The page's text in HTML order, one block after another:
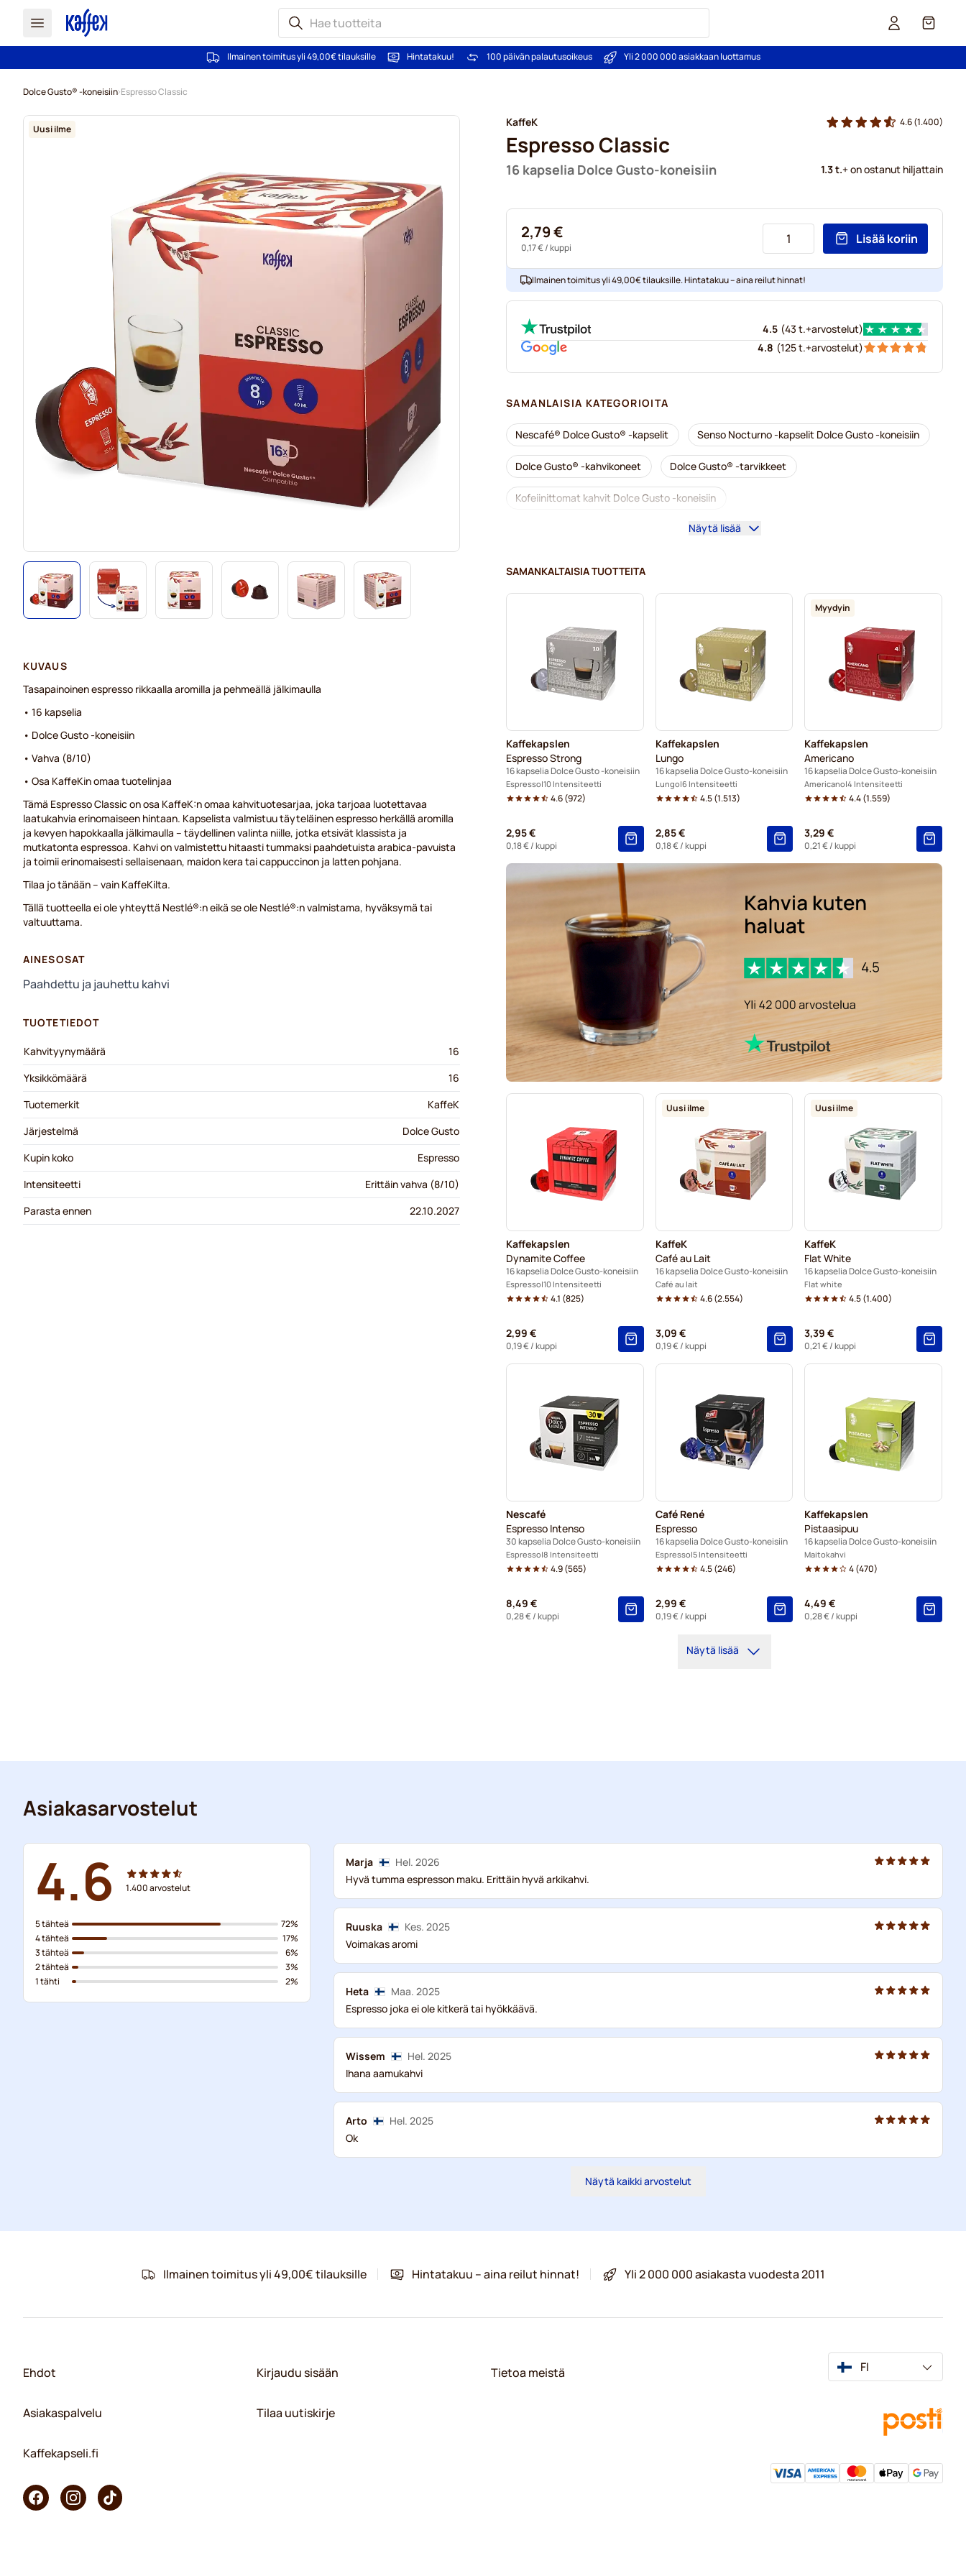
Kori
Ilmainen toimitus yli 49,00€ tilauksille Hintatakuu! 100 päivän palautusoikeus Yli 2 000 000 asiakkaan luottamus
Dolce Gusto® -koneisiin Espresso Classic
Uusi ilme
KaffeK
Espresso Classic
16 kapselia Dolce Gusto-koneisiin
4.6(1.400)
1.3 t.+ on ostanut hiljattain
2,79 €
0,17 €/ kuppi
Lisää koriin
Ilmainen toimitus yli 49,00€ tilauksille. Hintatakuu – aina reilut hinnat!
4.5 (43 t.+arvostelut)
4.8 (125 t.+arvostelut)
SAMANLAISIA KATEGORIOITA
Nescafé® Dolce Gusto® -kapselit Senso Nocturno -kapselit Dolce Gusto -koneisiin
Dolce Gusto® -kahvikoneet Dolce Gusto® -tarvikkeet
Kofeiinittomat kahvit Dolce Gusto -koneisiin
Kalkinpoisto ja huolto Dolce Gusto-kahvinkeittimeen
Café René -kahvikapselit Dolce Gusto -koneisiin
Caffè Borbone Dolce Gusto -koneisiin Dolce Vita -kapselit Dolce Gusto -koneisiin
Kapselit Dolce Gusto® -koneisiin Gimoka-kapselit Dolce Gusto -koneisiin
Dolce Gusto® -koneisiin Starbucks®-kapselit Dolce Gusto -koneisiin
Starbucksin® grande-kapselit Dolce Gusto -koneisiin
Näytä lisää
SAMANKALTAISIA TUOTTEITA
Kaffekapslen
Espresso Strong
16 kapselia Dolce Gusto -koneisiin
Espresso 10 Intensiteetti
4.6(972)
2,95 €
0,18 €/ kuppi
Kaffekapslen
Lungo
16 kapselia Dolce Gusto-koneisiin
Lungo 6 Intensiteetti
4.5(1.513)
2,85 €
0,18 €/ kuppi
Myydyin
Kaffekapslen
Americano
16 kapselia Dolce Gusto-koneisiin
Americano 4 Intensiteetti
4.4(1.559)
3,29 €
0,21 €/ kuppi
Kaffekapslen
Dynamite Coffee
16 kapselia Dolce Gusto-koneisiin
Espresso 10 Intensiteetti
4.1 (825)
2,99 €
0,19 €/ kuppi
Uusi ilme
KaffeK
Café au Lait
16 kapselia Dolce Gusto-koneisiin
Café au lait
4.6(2.554)
3,09 €
0,19 €/ kuppi
Uusi ilme
KaffeK
Flat White
16 kapselia Dolce Gusto-koneisiin
Flat white
4.5(1.400)
3,39 €
0,21 €/ kuppi
Nescafé
Espresso Intenso
30 kapselia Dolce Gusto-koneisiin
Espresso 8 Intensiteetti
4.9(565)
8,49 €
0,28 €/ kuppi
Café René
Espresso
16 kapselia Dolce Gusto-koneisiin
Espresso 5 Intensiteetti
4.5(246)
2,99 €
0,19 €/ kuppi
Kaffekapslen
Pistaasipuu
16 kapselia Dolce Gusto-koneisiin
Maitokahvi
4(470)
4,49 €
0,28 €/ kuppi
Näytä lisää
KUVAUS
Tasapainoinen espresso rikkaalla aromilla ja pehmeällä jälkimaulla
• 16 kapselia
• Dolce Gusto -koneisiin
• Vahva (8/10)
• Osa KaffeKin omaa tuotelinjaa
Tämä Espresso Classic on osa KaffeK:n omaa kahvituotesarjaa, joka tarjoaa luotettavaa
laatukahvia erinomaiseen hintaan. Kapselista valmistuu täyteläinen espresso herkällä aromilla
ja kevyen hapokkaalla jälkimaulla – täydellinen valinta niille, jotka etsivät klassista ja
mutkatonta espressoa. Kahvi on valmistettu hitaasti tummaksi paahdetuista arabica-pavuista
ja toimii erinomaisesti sellaisenaan, maidon kera tai cappuccinon ja latten pohjana.
Tilaa jo tänään – vain KaffeKilta.
Tällä tuotteella ei ole yhteyttä Nestlé®:n eikä se ole Nestlé®:n valmistama, hyväksymä tai
valtuuttama.
AINESOSAT
Paahdettu ja jauhettu kahvi
TUOTETIEDOT
Kahvityynymäärä
16
Yksikkömäärä
16
Tuotemerkit
KaffeK
Järjestelmä
Dolce Gusto
Kupin koko
Espresso
Intensiteetti
Erittäin vahva (8/10)
Parasta ennen
22.10.2027
Asiakasarvostelut
4.6 1.400arvostelut
5 tähteä
4 tähteä
3 tähteä
2 tähteä
1 tähti
72%
17%
6%
3%
2%
Marja
Hel. 2026
Hyvä tumma espresson maku. Erittäin hyvä arkikahvi.
Ruuska
Kes. 2025
Voimakas aromi
Heta
Maa. 2025
Espresso joka ei ole kitkerä tai hyökkäävä.
Wissem
Hel. 2025
Ihana aamukahvi
Arto
Hel. 2025
Ok
Näytä kaikki arvostelut
Ilmainen toimitus yli 49,00€ tilauksille Hintatakuu – aina reilut hinnat! Yli 2 000 000 asiakasta vuodesta 2011
Ehdot
Asiakaspalvelu
Kaffekapseli.fi
Kirjaudu sisään
Tilaa uutiskirje
Tietoa meistä FI